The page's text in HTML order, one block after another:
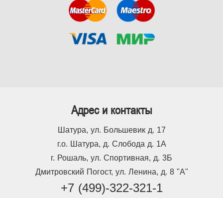
Адрес и контакты
Шатура, ул. Большевик д. 17
г.о. Шатура, д. Слобода д. 1А
г. Рошаль, ул. Спортивная, д. 3Б
Дмитровский Погост, ул. Ленина, д. 8 "А"
+7 (499)-322-321-1